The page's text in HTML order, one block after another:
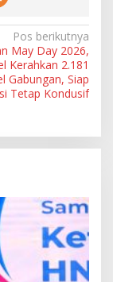
Pos berikutnya
May Day 2026,
Kerahkan 2.181
Gabungan, Siap
Tetap Kondusif